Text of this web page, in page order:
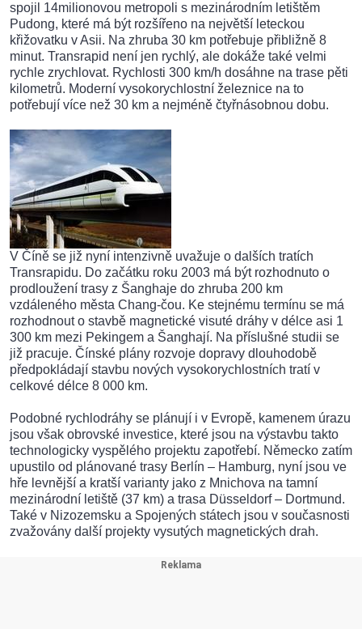
spojil 14milionovou metropoli s mezinárodním letištěm
Pudong, které má být rozšířeno na největší leteckou
křižovatku v Asii. Na zhruba 30 km potřebuje přibližně 8
minut. Transrapid není jen rychlý, ale dokáže také velmi
rychle zrychlovat. Rychlosti 300 km/h dosáhne na trase pěti
kilometrů. Moderní vysokorychlostní železnice na to
potřebují více než 30 km a nejméně čtyřnásobnou dobu.
V Číně se již nyní intenzivně uvažuje o dalších tratích
Transrapidu. Do začátku roku 2003 má být rozhodnuto o
prodloužení trasy z Šanghaje do zhruba 200 km
vzdáleného města Chang-čou. Ke stejnému termínu se má
rozhodnout o stavbě magnetické visuté dráhy v délce asi 1
300 km mezi Pekingem a Šanghají. Na příslušné studii se
již pracuje. Čínské plány rozvoje dopravy dlouhodobě
předpokládají stavbu nových vysokorychlostních tratí v
celkové délce 8 000 km.
Podobné rychlodráhy se plánují i v Evropě, kamenem úrazu
jsou však obrovské investice, které jsou na výstavbu takto
technologicky vyspělého projektu zapotřebí. Německo zatím
upustilo od plánované trasy Berlín – Hamburg, nyní jsou ve
hře levnější a kratší varianty jako z Mnichova na tamní
mezinárodní letiště (37 km) a trasa Düsseldorf – Dortmund.
Také v Nizozemsku a Spojených státech jsou v současnosti
zvažovány další projekty vysutých magnetických drah.